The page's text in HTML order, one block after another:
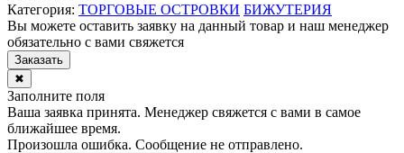
Категория: ТОРГОВЫЕ ОСТРОВКИ БИЖУТЕРИЯ
Вы можете оставить заявку на данный товар и наш менеджер
обязательно с вами свяжется
Заказать
✖
Заполните поля
Ваша заявка принята. Менеджер свяжется с вами в самое
ближайшее время.
Произошла ошибка. Сообщение не отправлено.